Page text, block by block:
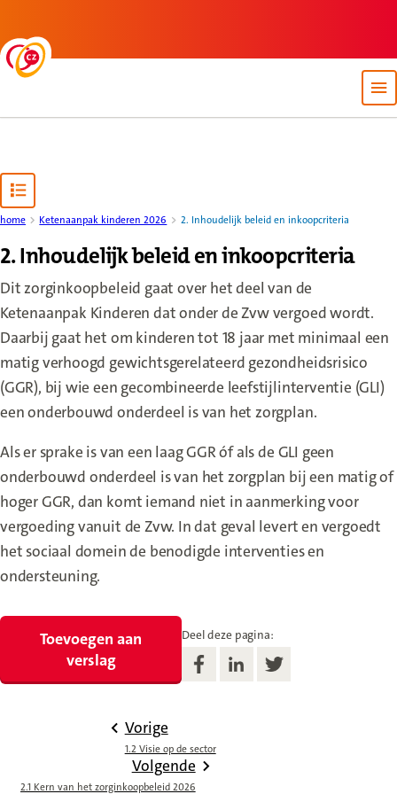
home Ketenaanpak kinderen 2026 2. Inhoudelijk beleid en inkoopcriteria
2. Inhoudelijk beleid en inkoopcriteria
Dit zorginkoopbeleid gaat over het deel van de
Ketenaanpak Kinderen dat onder de Zvw vergoed wordt.
Daarbij gaat het om kinderen tot 18 jaar met minimaal een
matig verhoogd gewichtsgerelateerd gezondheidsrisico
(GGR), bij wie een gecombineerde leefstijlinterventie (GLI)
een onderbouwd onderdeel is van het zorgplan.
Als er sprake is van een laag GGR óf als de GLI geen
onderbouwd onderdeel is van het zorgplan bij een matig of
hoger GGR, dan komt iemand niet in aanmerking voor
vergoeding vanuit de Zvw. In dat geval levert en vergoedt
het sociaal domein de benodigde interventies en
ondersteuning.
Toevoegen aan
verslag
Deel deze pagina:
Volgende
2.1 Kern van het zorginkoopbeleid 2026
Vorige
1.2 Visie op de sector
Open content navigation